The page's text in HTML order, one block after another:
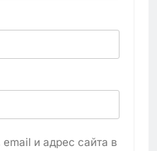
и адрес сайта в